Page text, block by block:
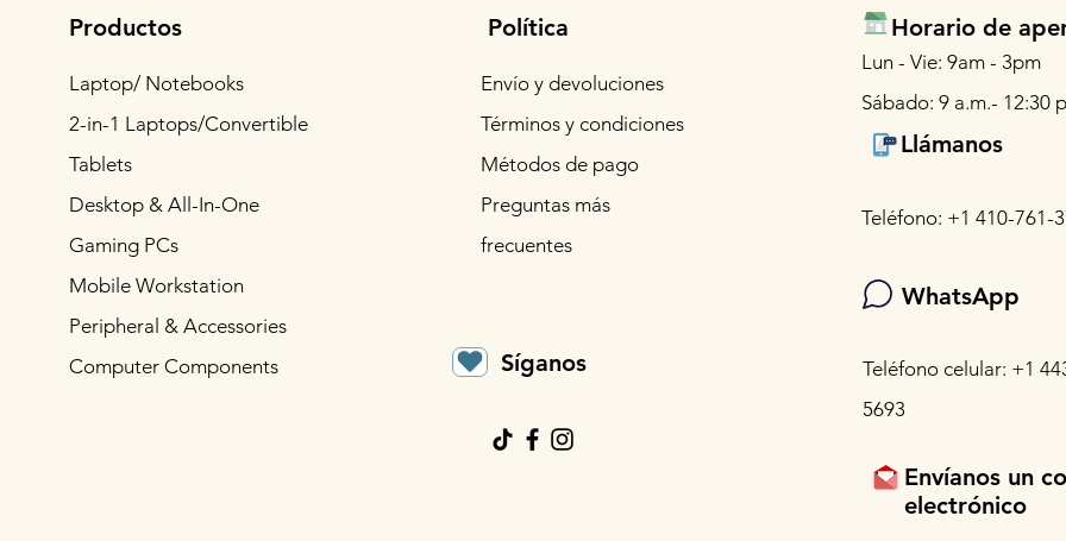
Productos
Laptop/ Notebooks
2-in-1 Laptops/Convertible
Tablets
Desktop & All-In-One
Gaming PCs
Mobile Workstation
Peripheral & Accessories
Computer Components
Política
Envío y devoluciones
Términos y condiciones
Métodos de pago
Preguntas más
frecuentes
Síganos
Horario de
Lun - Vie: 9am - 3pm
Sábado: 9 a.m.- 12:30
Llámanos
Teléfono: +1 410-761-
WhatsApp
Teléfono celular: +1
5693
Envíanos un
electrónico